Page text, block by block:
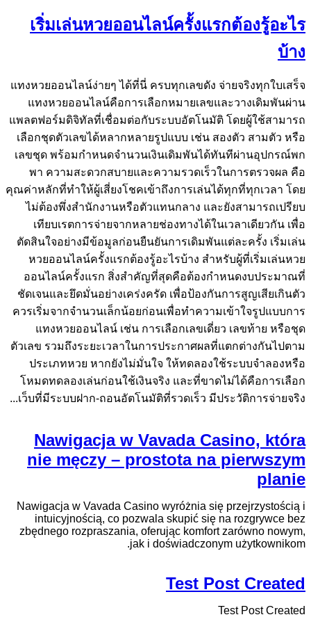
เริ่มเล่นหวยออนไลน์ครั้งแรกต้องรู้อะไร
บ้าง
แทงหวยออนไลน์ง่ายๆ ได้ที่นี่ ครบทุกเลขดัง จ่ายจริงทุกใบเสร็จ
แทงหวยออนไลน์คือการเลือกหมายเลขและวางเดิมพันผ่าน
แพลตฟอร์มดิจิทัลที่เชื่อมต่อกับระบบอัตโนมัติ โดยผู้ใช้สามารถ
เลือกชุดตัวเลขได้หลากหลายรูปแบบ เช่น สองตัว สามตัว หรือ
เลขชุด พร้อมกำหนดจำนวนเงินเดิมพันได้ทันทีผ่านอุปกรณ์พก
พา ความสะดวกสบายและความรวดเร็วในการตรวจผล คือ
คุณค่าหลักที่ทำให้ผู้เสี่ยงโชคเข้าถึงการเล่นได้ทุกที่ทุกเวลา โดย
ไม่ต้องพึ่งสำนักงานหรือตัวแทนกลาง และยังสามารถเปรียบ
เทียบเรตการจ่ายจากหลายช่องทางได้ในเวลาเดียวกัน เพื่อ
ตัดสินใจอย่างมีข้อมูลก่อนยืนยันการเดิมพันแต่ละครั้ง เริ่มเล่น
หวยออนไลน์ครั้งแรกต้องรู้อะไรบ้าง สำหรับผู้ที่เริ่มเล่นหวย
ออนไลน์ครั้งแรก สิ่งสำคัญที่สุดคือต้องกำหนดงบประมาณที่
ชัดเจนและยึดมั่นอย่างเคร่งครัด เพื่อป้องกันการสูญเสียเกินตัว
ควรเริ่มจากจำนวนเล็กน้อยก่อนเพื่อทำความเข้าใจรูปแบบการ
แทงหวยออนไลน์ เช่น การเลือกเลขเดี่ยว เลขท้าย หรือชุด
ตัวเลข รวมถึงระยะเวลาในการประกาศผลที่แตกต่างกันไปตาม
ประเภทหวย หากยังไม่มั่นใจ ให้ทดลองใช้ระบบจำลองหรือ
โหมดทดลองเล่นก่อนใช้เงินจริง และที่ขาดไม่ได้คือการเลือก
เว็บที่มีระบบฝาก-ถอนอัตโนมัติที่รวดเร็ว มีประวัติการจ่ายจริง...
Nawigacja w Vavada Casino, która
nie męczy – prostota na pierwszym
planie
Nawigacja w Vavada Casino wyróżnia się przejrzystością i
intuicyjnością, co pozwala skupić się na rozgrywce bez
zbędnego rozpraszania, oferując komfort zarówno nowym,
jak i doświadczonym użytkownikom.
Test Post Created
Test Post Created